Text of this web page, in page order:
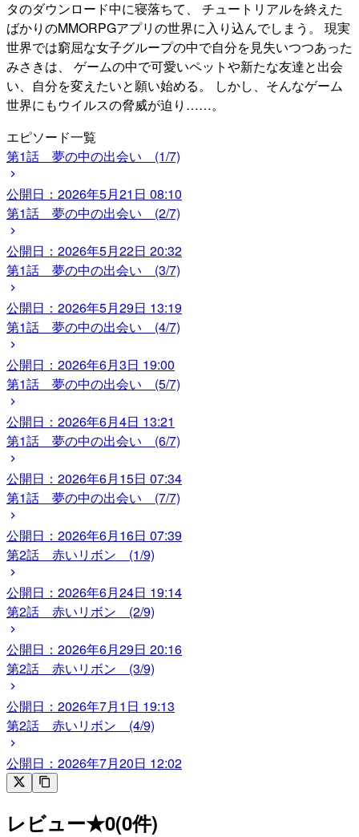
タのダウンロード中に寝落ちて、 チュートリアルを終えた
ばかりのMMORPGアプリの世界に入り込んでしまう。 現実
世界では窮屈な女子グループの中で自分を見失いつつあった
みさきは、 ゲームの中で可愛いペットや新たな友達と出会
い、自分を変えたいと願い始める。 しかし、そんなゲーム
世界にもウイルスの脅威が迫り……。
エピソード一覧
第1話 夢の中の出会い (1/7)
公開日： 2026年5月21日 08:10
第1話 夢の中の出会い (2/7)
公開日： 2026年5月22日 20:32
第1話 夢の中の出会い (3/7)
公開日： 2026年5月29日 13:19
第1話 夢の中の出会い (4/7)
公開日： 2026年6月3日 19:00
第1話 夢の中の出会い (5/7)
公開日： 2026年6月4日 13:21
第1話 夢の中の出会い (6/7)
公開日： 2026年6月15日 07:34
第1話 夢の中の出会い (7/7)
公開日： 2026年6月16日 07:39
第2話 赤いリボン (1/9)
公開日： 2026年6月24日 19:14
第2話 赤いリボン (2/9)
公開日： 2026年6月29日 20:16
第2話 赤いリボン (3/9)
公開日： 2026年7月1日 19:13
第2話 赤いリボン (4/9)
公開日： 2026年7月20日 12:02
レビュー★0(0件)